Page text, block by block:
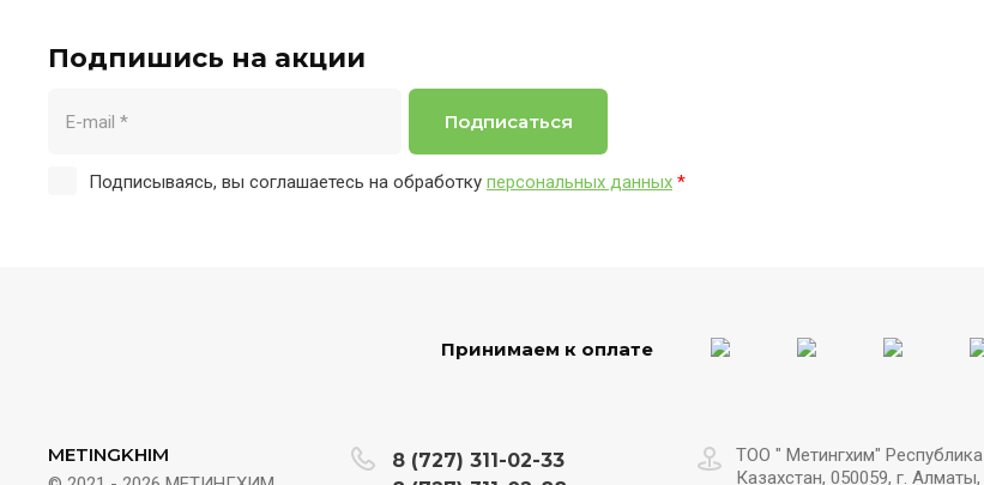
Подпишись на акции
Подписываясь, вы соглашаетесь на обработку персональных данных *
Подписаться
Принимаем к оплате
METINGKHIM
8 (727) 311-02-33
ТОО " Метингхим" Республика
Казахстан, 050059, г. Алматы,